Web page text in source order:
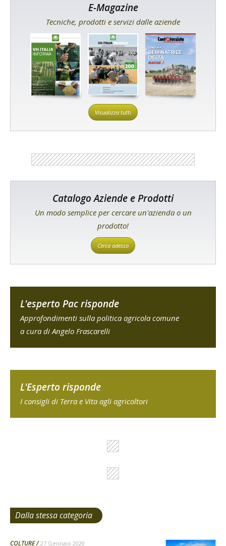
E-Magazine
Tecniche, prodotti e servizi dalle aziende
Visualizza tutti
Catalogo Aziende e Prodotti
Un modo semplice per cercare un'azienda o un
prodotto!
Cerca adesso
L'esperto Pac risponde
Approfondimenti sulla politica agricola comune
a cura di Angelo Frascarelli
L'Esperto risponde
I consigli di Terra e Vita agli agricoltori
Dalla stessa categoria
COLTURE 27 Gennaio 2020